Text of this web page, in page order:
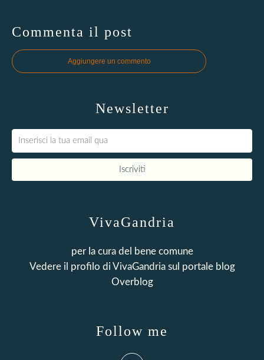
Commenta il post
Aggiungere un commento
Newsletter
VivaGandria
per la cura del bene comune
Vedere il profilo di VivaGandriasul portale blog
Overblog
Follow me